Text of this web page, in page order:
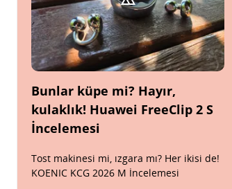
Bunlar küpe mi? Hayır,
kulaklık! Huawei FreeClip 2 S
İncelemesi
Tost makinesi mi, ızgara mı? Her ikisi de!
KOENIC KCG 2026 M İncelemesi